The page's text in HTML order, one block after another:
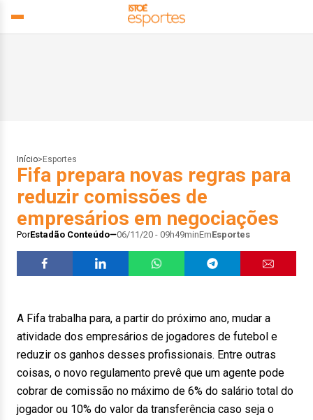
Início> Esportes
Fifa prepara novas regras para
reduzir comissões de
empresários em negociações
PorEstadão Conteúdo 06/11/20 - 09h49minEmEsportes
A Fifa trabalha para, a partir do próximo ano, mudar a
atividade dos empresários de jogadores de futebol e
reduzir os ganhos desses profissionais. Entre outras
coisas, o novo regulamento prevê que um agente pode
cobrar de comissão no máximo de 6% do salário total do
jogador ou 10% do valor da transferência caso seja o